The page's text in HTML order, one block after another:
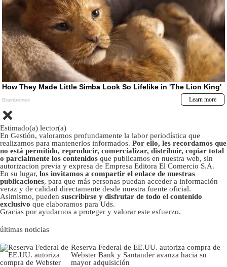
Estimado(a) lector(a)
En Gestión, valoramos profundamente la labor periodística que
realizamos para mantenerlos informados. Por ello, les recordamos que
no está permitido, reproducir, comercializar, distribuir, copiar total
o parcialmente los contenidos que publicamos en nuestra web, sin
autorizacion previa y expresa de Empresa Editora El Comercio S.A.
En su lugar, los invitamos a compartir el enlace de nuestras
publicaciones, para que más personas puedan acceder a información
veraz y de calidad directamente desde nuestra fuente oficial.
Asimismo, pueden suscribirse y disfrutar de todo el contenido
exclusivo que elaboramos para Uds.
Gracias por ayudarnos a proteger y valorar este esfuerzo.
últimas noticias
Reserva Federal de EE.UU. autoriza compra de
Webster Bank y Santander avanza hacia su
mayor adquisición